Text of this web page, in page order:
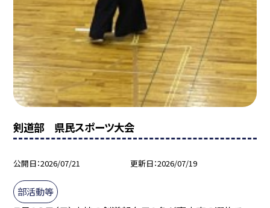
剣道部 県民スポーツ大会
公開日 2026/07/21 更新日 2026/07/19
部活動等